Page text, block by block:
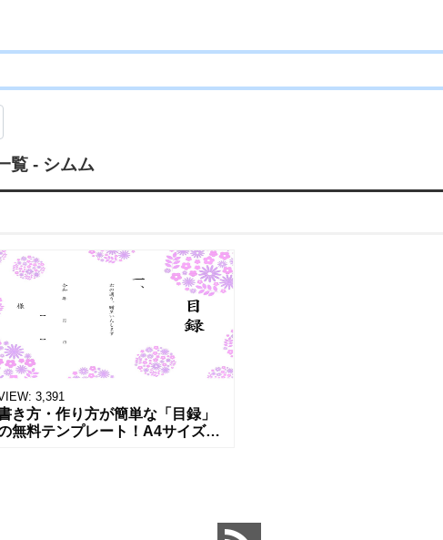
覧 - シムム
3,391
き方・作り方が簡単な「目録」
無料テンプレート！A4サイズ・